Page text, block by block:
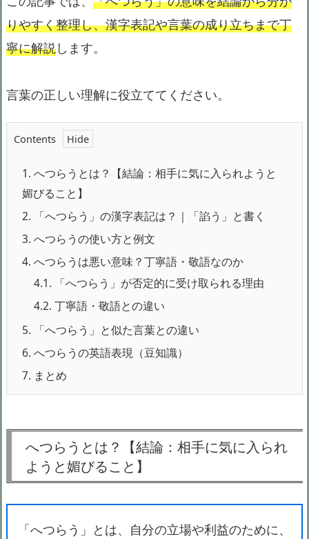
りやすく整理し、漢字表記や言葉の成り立ちまで丁
寧に解説します。
言葉の正しい理解に役立ててください。
Contents
1. へつらうとは？【結論：相手に気に入られようと
媚びること】
2. 「へつらう」の漢字表記は？｜「諂う」と書く
3. へつらうの使い方と例文
4. へつらうは悪い意味？丁寧語・敬語なのか
4.1. 「へつらう」が否定的に受け取られる理由
4.2. 丁寧語・敬語との違い
5. 「へつらう」と似た言葉との違い
6. へつらうの英語表現（豆知識）
7. まとめ
へつらうとは？【結論：相手に気に入られ
ようと媚びること】
「へつらう」とは、自分の立場や利益のために、